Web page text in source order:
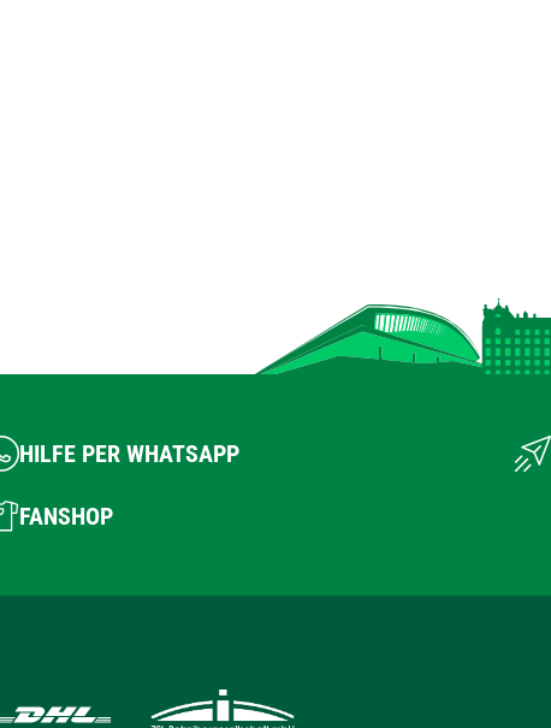
HILFE PER WHATSAPP
FANSHOP